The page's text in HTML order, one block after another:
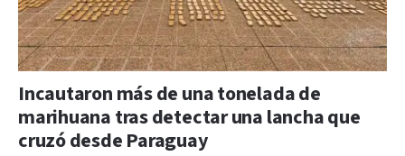
Incautaron más de una tonelada de
marihuana tras detectar una lancha que
cruzó desde Paraguay